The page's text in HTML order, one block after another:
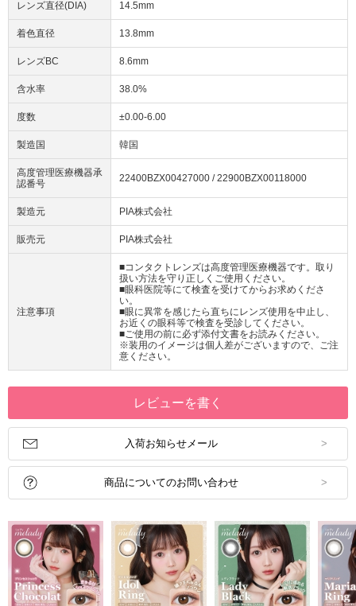
レンズ直径(DIA) 14.5mm
着色直径 13.8mm
レンズBC 8.6mm
含水率 38.0%
度数 ±0.00-6.00
製造国 韓国
高度管理医療機器承
認番号
22400BZX00427000 / 22900BZX00118000
製造元 PIA株式会社
販売元 PIA株式会社
注意事項
■コンタクトレンズは高度管理医療機器です。取り
扱い方法を守り正しくご使用ください。
■眼科医院等にて検査を受けてからお求めくださ
い。
■眼に異常を感じたら直ちにレンズ使用を中止し、
お近くの眼科等で検査を受診してください。
■ご使用の前に必ず添付文書をお読みください。
※装用のイメージは個人差がございますので、ご注
意ください。
レビューを書く
入荷お知らせメール
商品についてのお問い合わせ